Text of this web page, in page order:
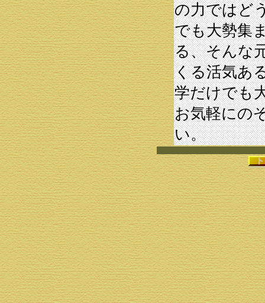
の力ではど
でも大勢集
る、そんな
くる活気あ
学だけでも
お気軽にの
い。